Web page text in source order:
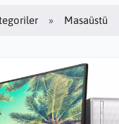
Masaüstü